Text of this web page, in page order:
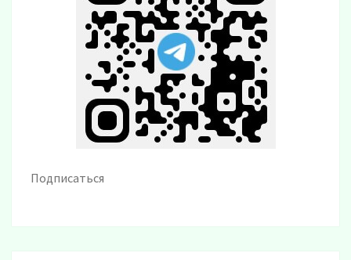
Подписаться